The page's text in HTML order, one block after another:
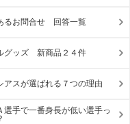
るお問合せ 回答一覧
グッズ 新商品２４件
アスが選ばれる７つの理由
選手で一番身長が低い選手っ